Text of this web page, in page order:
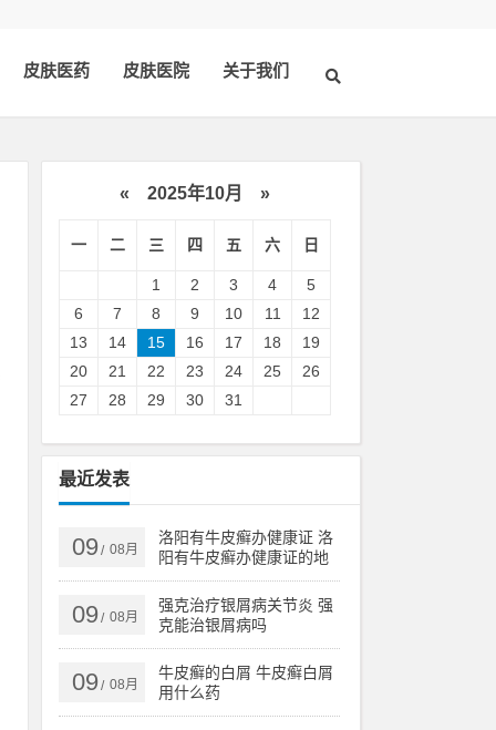
皮肤医药 皮肤医院 关于我们
« 2025年10月 »
一 二 三 四 五 六 日
1 2 3 4
5
6
7 8 9 10 11
12
13
14 15 16 17 18
19
20
21 22 23 24 25
26
27
28 29 30 31
最近发表
09/ 08月
洛阳有牛皮癣办健康证 洛
阳有牛皮癣办健康证的地
方吗
09/ 08月
强克治疗银屑病关节炎 强
克能治银屑病吗
09/ 08月
牛皮癣的白屑 牛皮癣白屑
用什么药